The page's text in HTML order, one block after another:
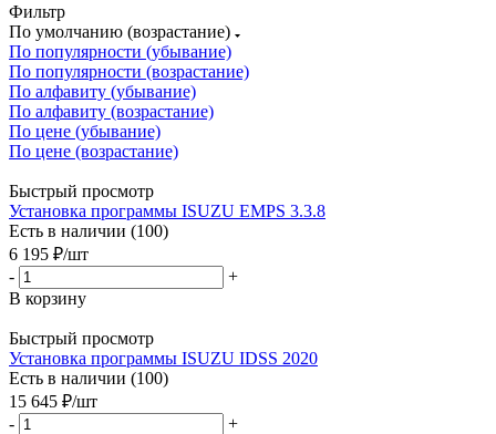
Фильтр
По умолчанию (возрастание)
По популярности (убывание)
По популярности (возрастание)
По алфавиту (убывание)
По алфавиту (возрастание)
По цене (убывание)
По цене (возрастание)
Быстрый просмотр
Установка программы ISUZU EMPS 3.3.8
Есть в наличии (100)
6 195 ₽/шт
-
+
В корзину
Быстрый просмотр
Установка программы ISUZU IDSS 2020
Есть в наличии (100)
15 645 ₽/шт
-
+